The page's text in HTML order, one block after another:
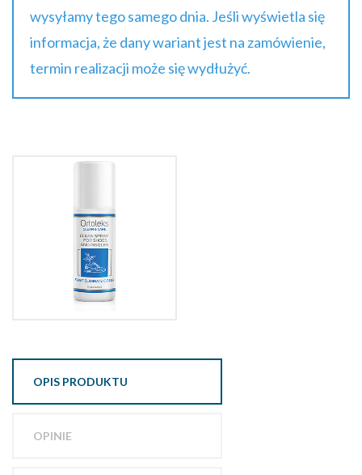
wysyłamy tego samego dnia. Jeśli wyświetla się
informacja, że dany wariant jest na zamówienie,
termin realizacji może się wydłużyć.
OPIS PRODUKTU
OPINIE